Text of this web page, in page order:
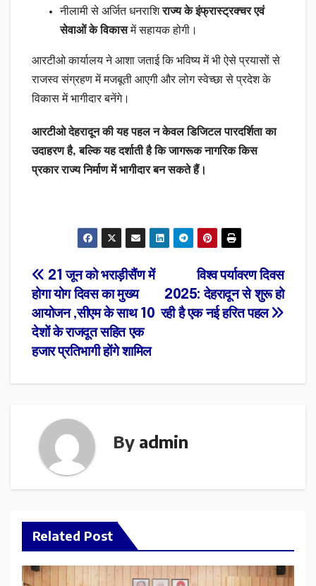
नीलामी से अर्जित धनराशिराज्य के इंफ्रास्ट्रक्चर एवं
सेवाओं के विकासमें सहायक होगी।
आरटीओ कार्यालय ने आशा जताई कि भविष्य में भी ऐसे प्रयासों से
राजस्व संग्रहण में मजबूती आएगी और लोग स्वेच्छा से प्रदेश के
विकास में भागीदार बनेंगे।
आरटीओ देहरादून की यह पहल न केवल डिजिटल पारदर्शिता का
उदाहरण है, बल्कि यह दर्शाती है कि जागरूक नागरिक किस
प्रकार राज्य निर्माण में भागीदार बन सकते हैं।
Post
navigation
विश्व पर्यावरण दिवस
2025: देहरादून से शुरू हो
रही है एक नई हरित पहल
21 जून को भराड़ीसैंण में
होगा योग दिवस का मुख्य
आयोजन ,सीएम के साथ 10
देशों के राजदूत सहित एक
हजार प्रतिभागी होंगे शामिल
By admin
Related Post